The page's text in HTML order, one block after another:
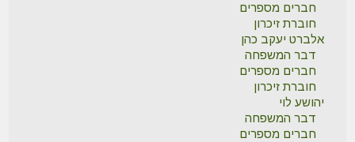
חברים מספרים
חוברת זיכרון
אלברט יעקב כהן
דבר המשפחה
חברים מספרים
חוברת זיכרון
יהושע לוי
דבר המשפחה
חברים מספרים